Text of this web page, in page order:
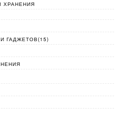
ХРАНЕНИЯ
ГАДЖЕТОВ(15)